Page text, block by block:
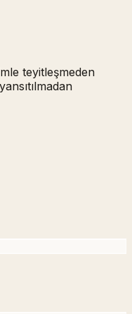
teyitleşmeden